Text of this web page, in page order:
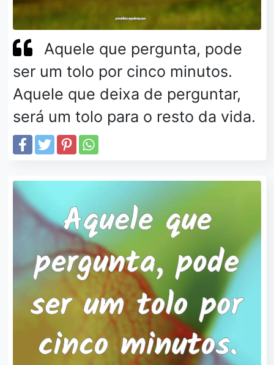
Aquele que pergunta, pode
ser um tolo por cinco minutos.
Aquele que deixa de perguntar,
será um tolo para o resto da vida.